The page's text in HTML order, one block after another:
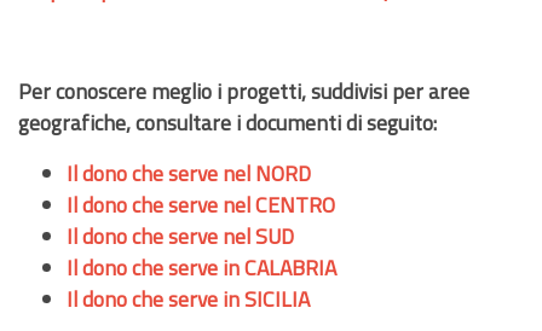
Per conoscere meglio i progetti, suddivisi per aree
geografiche, consultare i documenti di seguito:
Il dono che serve nel NORD
Il dono che serve nel CENTRO
Il dono che serve nel SUD
Il dono che serve in CALABRIA
Il dono che serve in SICILIA